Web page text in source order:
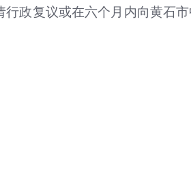
政复议或在六个月内向黄石